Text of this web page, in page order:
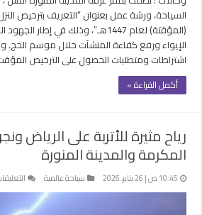
السياحة، ورشة عمل بعنوان “التعريف بترخيص
(المؤقتة) لعام 1447هـ”، وذلك في
الإيواء ورفع كفاءة المنشآت خلال موسم
اشتراطات ومتطلبات الحصول على الترخيص
أكمل القراءة »
رياح مثيرة للأتربة على الرياض
المكرمة والمدينة المنورة
10:45 ص | 26 يناير، 2026 سياحة عالمية